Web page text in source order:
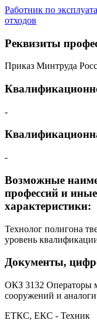
Работник по
отходов
Реквизиты
Приказ Минтруда
-
-
Возможные
профессий и
характеристики:
Технолог полигона
уровень
Документы,
ОКЗ 3132 Операторы
сооружений и
ЕТКС, ЕКС - Техник